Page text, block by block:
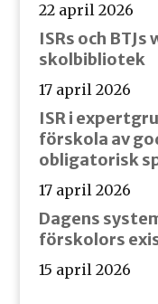
22 april 2026
ISRs och
skolbibliotek
17 april 2026
ISR i
förskola av
obligatorisk
17 april 2026
Dagens
förskolors
15 april 2026